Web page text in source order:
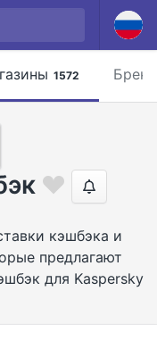
1572
кэшбэка и
предлагают
для Kaspersky